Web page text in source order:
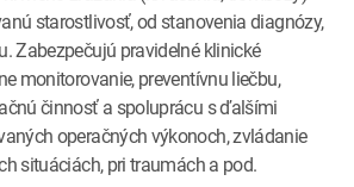
starostlivosť, od stanovenia diagnózy,
Zabezpečujú pravidelné klinické
monitorovanie, preventívnu liečbu,
činnosť a spoluprácu s ďalšími
operačných výkonoch, zvládanie
situáciách, pri traumách a pod.